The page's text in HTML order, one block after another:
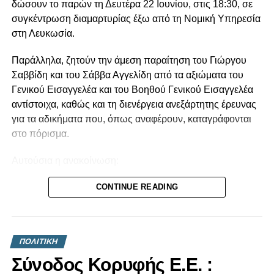
δώσουν το παρών τη Δευτέρα 22 Ιουνίου, στις 18:30, σε
συγκέντρωση διαμαρτυρίας έξω από τη Νομική Υπηρεσία
στη Λευκωσία.
Παράλληλα, ζητούν την άμεση παραίτηση του Γιώργου
Σαββίδη και του Σάββα Αγγελίδη από τα αξιώματα του
Γενικού Εισαγγελέα και του Βοηθού Γενικού Εισαγγελέα
αντίστοιχα, καθώς και τη διενέργεια ανεξάρτητης έρευνας
για τα αδικήματα που, όπως αναφέρουν, καταγράφονται
στο πόρισμα.
Το Πόρισμα της Αρχής Κατά της Διαφθοράς για το βιβλίο
βιώνει από το σύστημα εξουσίας Αναστασιάδη. Την
Αναστασιάδη-ΔΗΣΥ αλλά και τις πρακτικές συγκάλυψης
της διαφθοράς. Τα αδικήματα για τα οποία ελέγχεται ο
CONTINUE READING
ΠΟΛΙΤΙΚΗ
Σύνοδος Κορυφής Ε.Ε. :